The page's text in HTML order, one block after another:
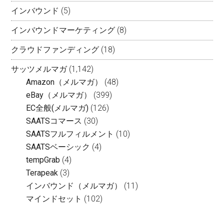
インバウンド (5)
インバウンドマーケティング (8)
クラウドファンディング (18)
サッツメルマガ(1,142)
Amazon（メルマガ）
(48)
eBay（メルマガ）
(399)
EC全般(メルマガ) (126)
SAATSコマース (30)
SAATSフルフィルメント (10)
SAATSベーシック (4)
tempGrab (4)
Terapeak (3)
インバウンド（メルマガ）
(11)
マインドセット (102)